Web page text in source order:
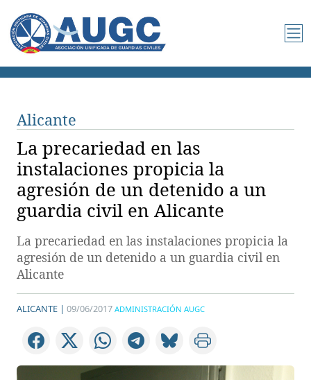
Alicante
La precariedad en las
instalaciones propicia la
agresión de un detenido a un
guardia civil en Alicante
La precariedad en las instalaciones propicia la
agresión de un detenido a un guardia civil en
Alicante
ALICANTE | 09/06/2017 ADMINISTRACIÓN AUGC